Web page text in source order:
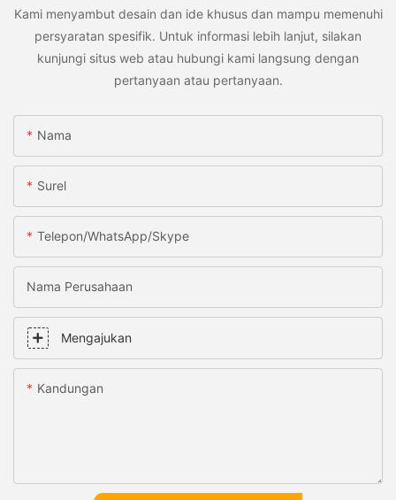
Kami menyambut desain dan ide khusus dan mampu memenuhi
persyaratan spesifik. Untuk informasi lebih lanjut, silakan
kunjungi situs web atau hubungi kami langsung dengan
pertanyaan atau pertanyaan.
Nama
Surel
Telepon/WhatsApp/Skype
Nama Perusahaan
Mengajukan
Kandungan